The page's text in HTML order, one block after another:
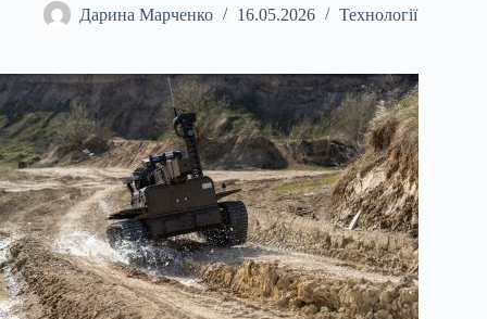
Дарина Марченко 16.05.2026 Технології